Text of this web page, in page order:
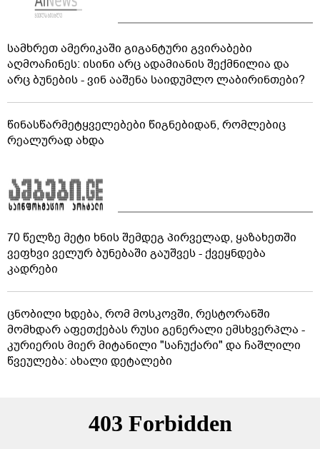
სამხრეთ ამერიკაში გიგანტური გვირაბები
აღმოაჩინეს: ისინი არც ადამიანის შექმნილია და
არც ბუნების - ვინ ააშენა საიდუმლო ლაბირინთები?
წინასწარმეტყველებები წიგნებიდან, რომლებიც
რეალურად ახდა
70 წელზე მეტი ხნის შემდეგ პირველად, ყაზახეთში
ვეფხვი ველურ ბუნებაში გაუშვეს - ქვეყნდება
კადრები
ცნობილი ხდება, რომ მოსკოვში, რესტორანში
მომხდარ აფეთქებას რუსი გენერალი ემსხვერპლა -
კურიერის მიერ მიტანილი "საჩუქარი" და ჩაშლილი
წვეულება: ახალი დეტალები